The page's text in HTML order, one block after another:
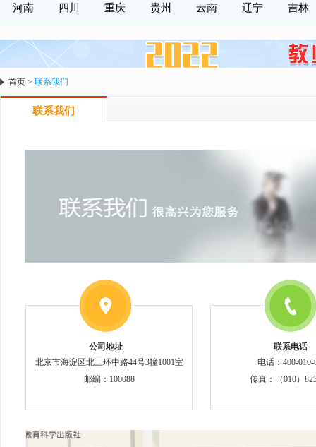
河南
四川 重庆 贵州 云南 辽宁 吉林
首页 > 联系我们
联系我们
公司地址
北京市海淀区北三环中路44号3幢1001室
邮编：100088
联系电话
电话：400-010-
传真：（010）